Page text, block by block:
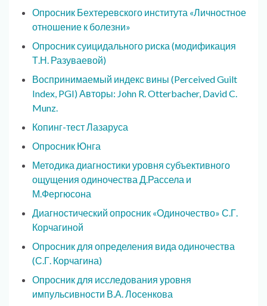
Опросник Бехтеревского института «Личностное
отношение к болезни»
Опросник суицидального риска (модификация
Т.Н. Разуваевой)
Воспринимаемый индекс вины (Perceived Guilt
Index, PGI) Авторы: John R. Otterbacher, David C.
Munz.
Копинг-тест Лазаруса
Опросник Юнга
Методика диагностики уровня субъективного
ощущения одиночества Д.Рассела и
М.Фергюсона
Диагностический опросник «Одиночество» С.Г.
Корчагиной
Опросник для определения вида одиночества
(С.Г. Корчагина)
Опросник для исследования уровня
импульсивности В.А. Лосенкова